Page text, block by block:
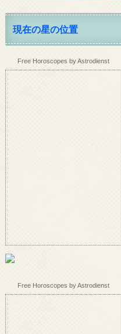
現在の星の位置
Free Horoscopes by Astrodienst
Free Horoscopes by Astrodienst